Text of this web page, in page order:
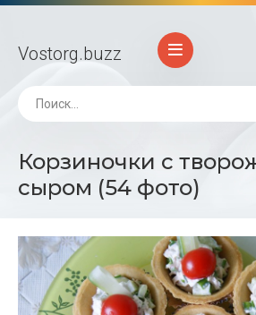
Vostorg.buzz
Корзиночки с
сыром (54 фото)